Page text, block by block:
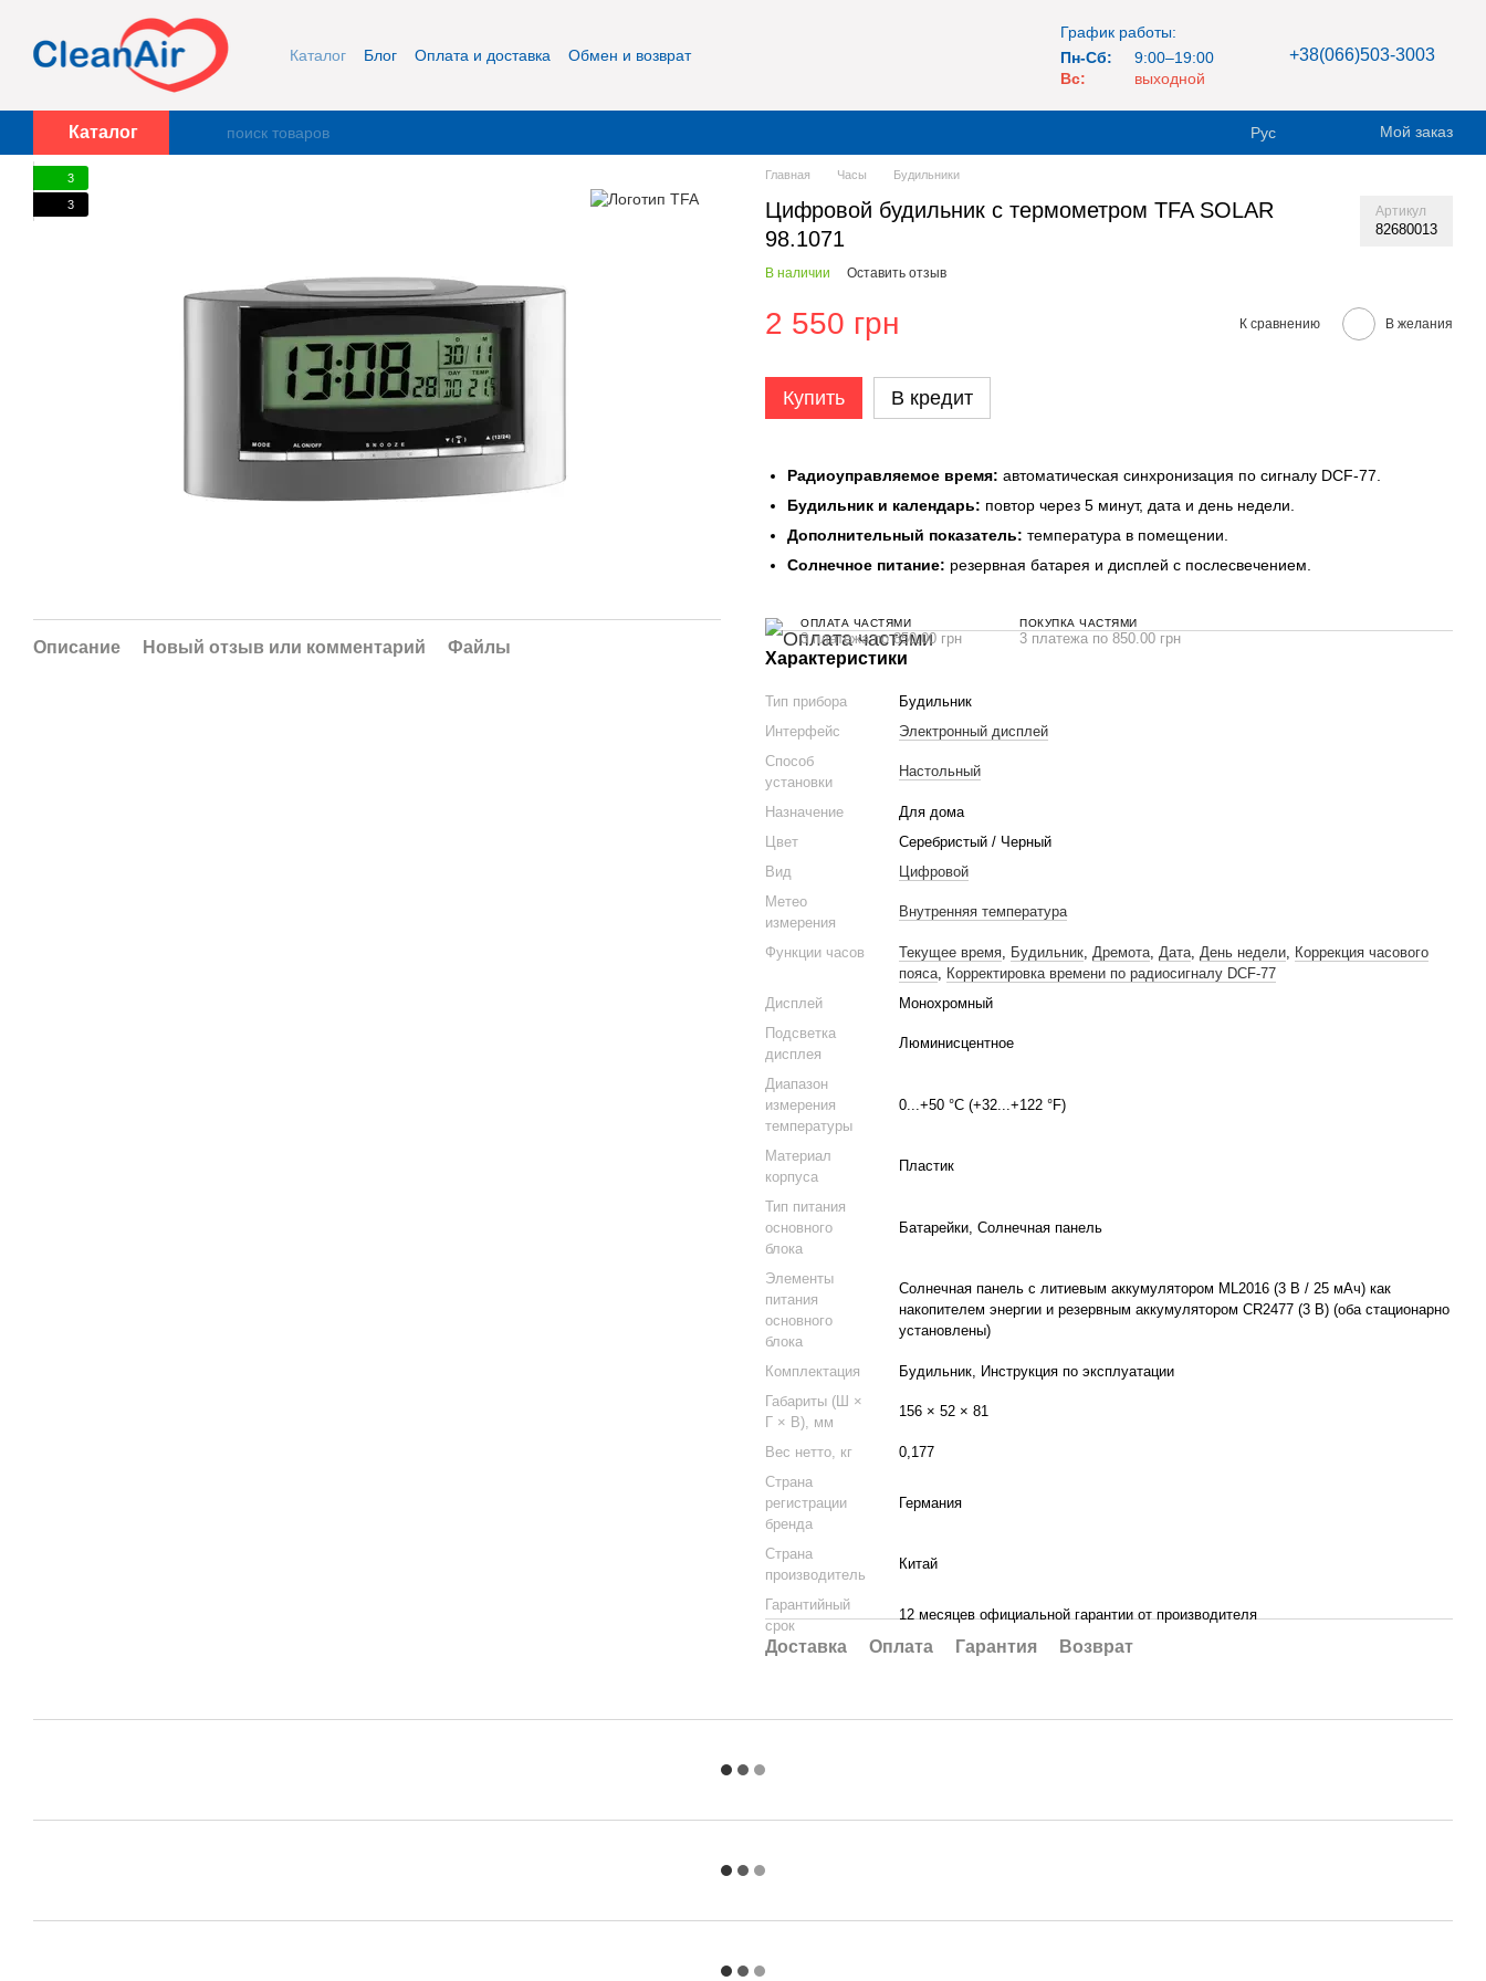
Перейти к основному контенту
Каталог Блог Оплата и доставка
Обмен и возврат
График работы:
Пн-Сб:
9:00–19:00
Вс:
выходной
+38(066)503-3003
Каталог Рус Мой заказ
3
3
Описание Новый отзыв или комментарий Файлы
Главная Часы Будильники
Цифровой будильник с термометром TFA SOLAR
98.1071
Артикул
82680013
В наличии Оставить отзыв
2 550 грн К сравнению В желания
Купить В кредит
Радиоуправляемое время: автоматическая синхронизация по сигналу DCF-77.
Будильник и календарь: повтор через 5 минут, дата и день недели.
Дополнительный показатель: температура в помещении.
Солнечное питание: резервная батарея и дисплей с послесвечением.
ОПЛАТА ЧАСТЯМИ
3 платежа по 850.00 грн
ПОКУПКА ЧАСТЯМИ
3 платежа по 850.00 грн
Характеристики
Тип прибора
Будильник
Интерфейс
Электронный дисплей
Способ
установки
Настольный
Назначение
Для дома
Цвет
Серебристый / Черный
Вид
Цифровой
Метео
измерения
Внутренняя температура
Функции часов Текущее время, Будильник, Дремота, Дата, День недели, Коррекция часового
пояса, Корректировка времени по радиосигналу DCF-77
Дисплей
Монохромный
Подсветка
дисплея
Люминисцентное
Диапазон
измерения
температуры
0...+50 °C (+32...+122 °F)
Материал
корпуса
Пластик
Тип питания
основного
блока
Батарейки, Солнечная панель
Элементы
питания
основного
блока
Солнечная панель с литиевым аккумулятором ML2016 (3 В / 25 мАч) как
накопителем энергии и резервным аккумулятором CR2477 (3 В) (оба стационарно
установлены)
Комплектация
Будильник, Инструкция по эксплуатации
Габариты (Ш ×
Г × В), мм
156 × 52 × 81
Вес нетто, кг
0,177
Страна
регистрации
бренда
Германия
Страна
производитель
Китай
Гарантийный
срок
12 месяцев официальной гарантии от производителя
Доставка Оплата Гарантия Возврат